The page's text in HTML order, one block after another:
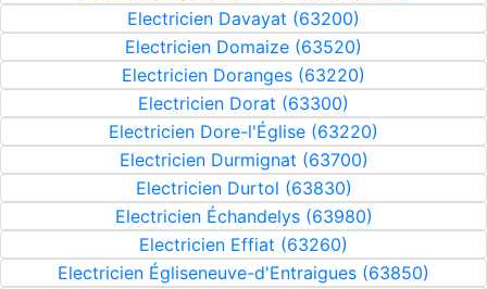
Electricien Davayat (63200)
Electricien Domaize (63520)
Electricien Doranges (63220)
Electricien Dorat (63300)
Electricien Dore-l'Église (63220)
Electricien Durmignat (63700)
Electricien Durtol (63830)
Electricien Échandelys (63980)
Electricien Effiat (63260)
Electricien Égliseneuve-d'Entraigues (63850)